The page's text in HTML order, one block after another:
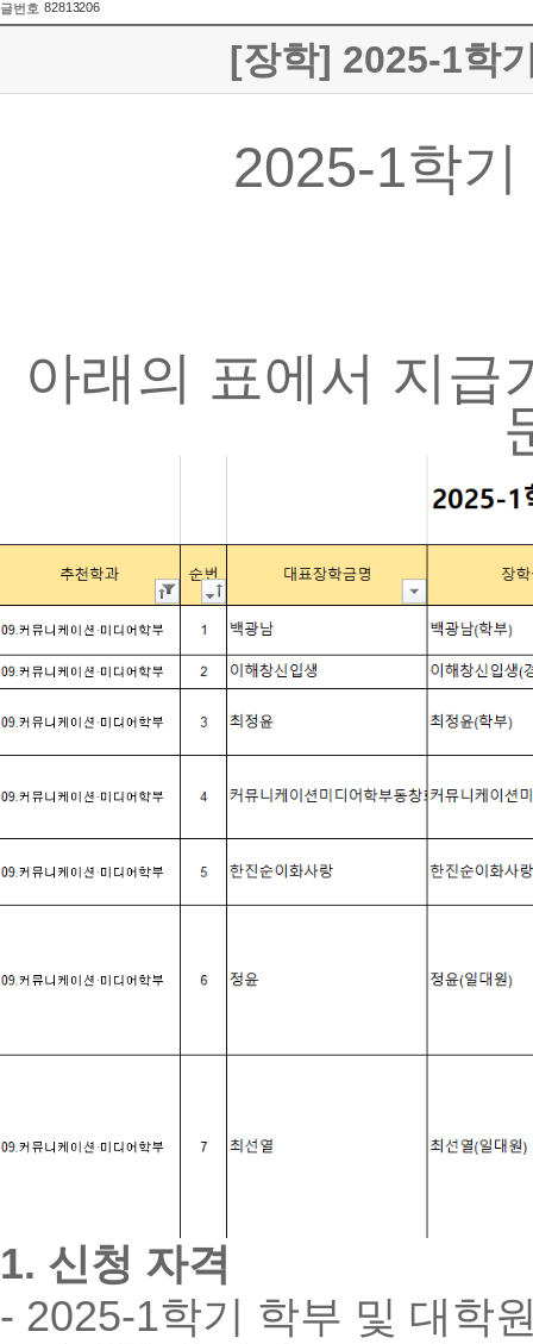
글번호 82813206
[장학] 2025-1학
2025-1학
아래의 표에서 지급
1. 신청 자격
- 2025-1학기 학부 및 대학